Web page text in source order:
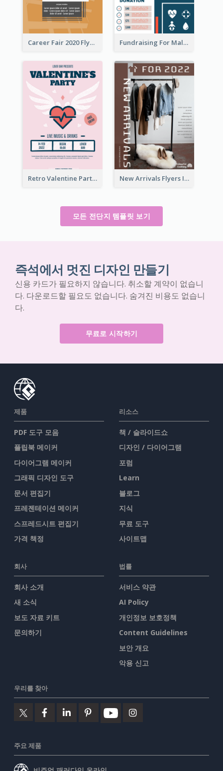
Career Fair 2020 Flyer Fundraising For Malaria Flyer Design
Retro Valentine Party Pink Flyers Design Templates New Arrivals Flyers In In Brown Colour Tone
모든 전단지 템플릿 보기
즉석에서 멋진 디자인 만들기
신용 카드가 필요하지 않습니다. 취소할 계약이 없습니
다. 다운로드할 필요도 없습니다. 숨겨진 비용도 없습니
다.
무료로 시작하기
제품
PDF 도구 모음
플립북 메이커
다이어그램 메이커
그래픽 디자인 도구
문서 편집기
프레젠테이션 메이커
스프레드시트 편집기
가격 책정
리소스
책 / 슬라이드쇼
디자인 / 다이어그램
포럼
Learn
블로그
지식
무료 도구
사이트맵
회사
회사 소개
새 소식
보도 자료 키트
문의하기
법률
서비스 약관
AI Policy
개인정보 보호정책
Content Guidelines
보안 개요
악용 신고
우리를 찾아
주요 제품